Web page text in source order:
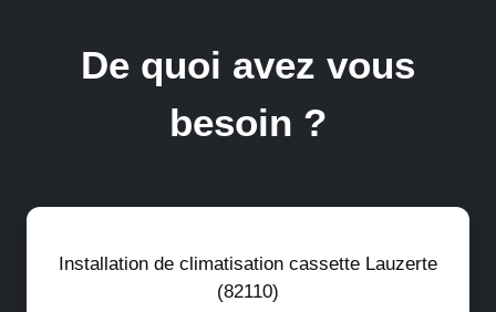
De quoi avez vous
besoin ?
Installation de climatisation cassette Lauzerte
(82110)